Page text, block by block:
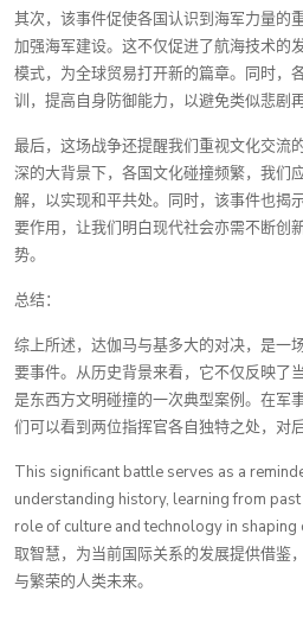
其次，该事件促使各国认识到海军力量的
加强海军建设。这不仅促进了航海技术的
模式，为全球贸易打开新的篇章。同时，
训，提高自身防御能力，以避免类似悲剧
最后，这场战争还提醒我们重视文化交流
深的大背景下，各国文化碰撞频繁，我们
解，以实现和平共处。同时，该事件也揭
要作用，让我们明白现代社会亦需不断创
势。
总结：
综上所述，达伽马与基多大的对决，是一
要事件。从历史背景来看，它不仅反映了
是东西方文明碰撞的一次典型案例。在军
们可以看到两位指挥官各自独特之处，对
This significant battle serves as a
understanding history, learning from
role of culture and technology in
取智慧，为当前国际关系的发展提供借鉴
与繁荣的人类未来。